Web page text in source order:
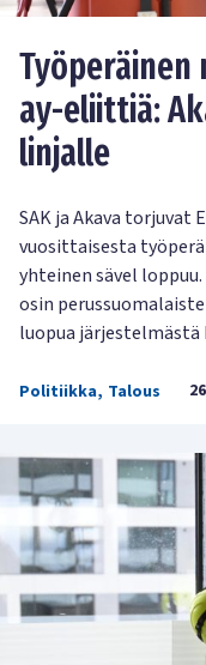
Työperäinen
ay-eliittiä:
linjalle
SAK ja Akava torjuvat
vuosittaisesta
yhteinen sävel
osin
luopua järjestelmästä
Politiikka, Talous